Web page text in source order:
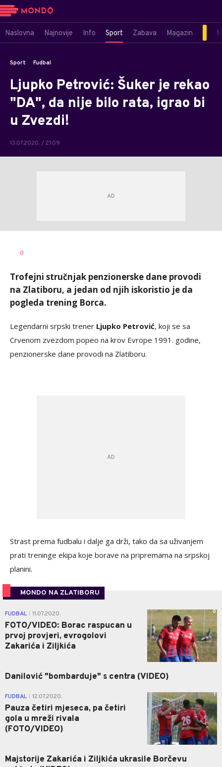
Naslovna Najnovije Info Sport Zabava Magazin
Sport Fudbal
Ljupko Petrović: Šuker je rekao
"DA", da nije bilo rata, igrao bi
u Zvezdi!
13.07.2020. / 21:09
AUTOR
0
Trofejni stručnjak penzionerske dane provodi
na Zlatiboru, a jedan od njih iskoristio je da
pogleda trening Borca.
Legendarni srpski trener Ljupko Petrović, koji se sa
Crvenom zvezdom popeo na krov Evrope 1991. godine,
penzionerske dane provodi na Zlatiboru.
Strast prema fudbalu i dalje ga drži, tako da sa uživanjem
prati treninge ekipa koje borave na pripremama na srpskoj
planini.
MONDO NA ZLATIBORU
FUDBAL 11.07.2020.
FOTO/VIDEO: Borac raspucan u
prvoj provjeri, evrogolovi
Zakarića i Ziljkića
0
Danilović "bombarduje" s centra (VIDEO)
FUDBAL 12.07.2020.
Pauza četiri mjeseca, pa četiri
gola u mreži rivala
(FOTO/VIDEO)
1
Majstorije Zakarića i Ziljkića ukrasile Borčevu